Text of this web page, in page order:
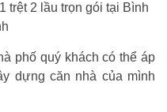
trệt 2 lầu trọn gói tại Bình
phố quý khách có thể áp
dựng căn nhà của mình